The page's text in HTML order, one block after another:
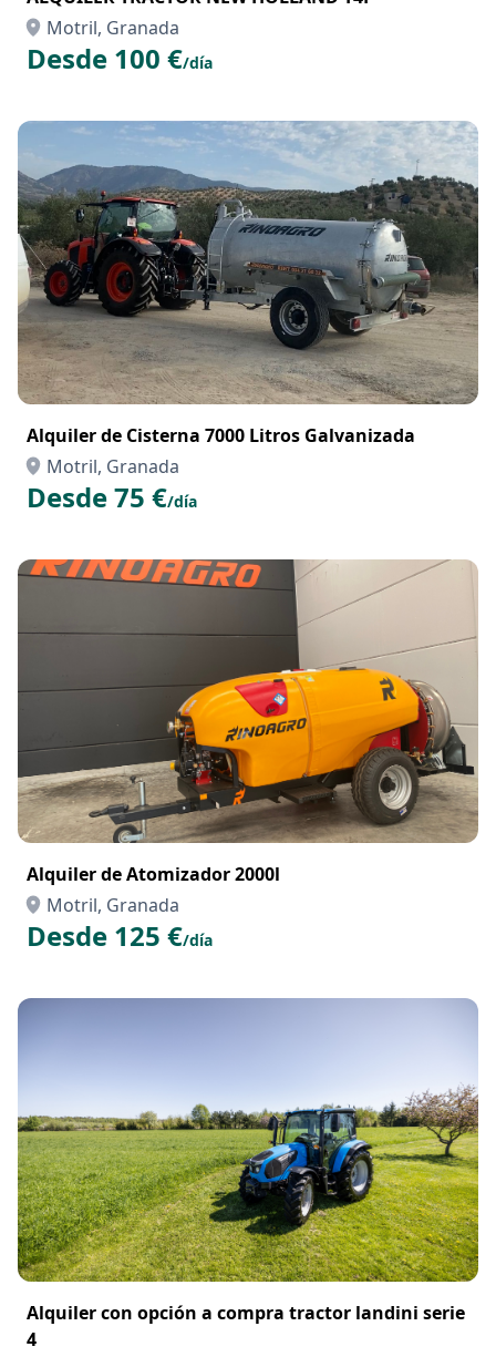
Motril, Granada
Desde 100 €/día
Alquiler de Cisterna 7000 Litros Galvanizada
Motril, Granada
Desde 75 €/día
Alquiler de Atomizador 2000l
Motril, Granada
Desde 125 €/día
Alquiler con opción a compra tractor landini serie
4